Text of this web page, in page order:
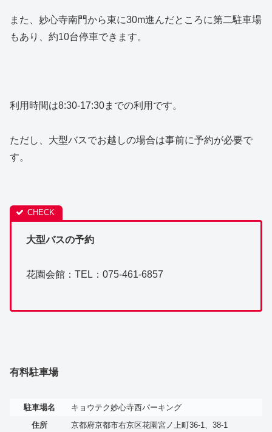
また、妙心寺南門から東に30m進んだところに第二駐車場
もあり、約10台停車できます。
利用時間は8:30-17:30までの利用です。
ただし、大型バスでお越しの場合は事前に予約が必要で
す。
大型バスの予約
花園会館：TEL：075-461-6857
有料駐車場
駐車場名
キョウテク妙心寺西パーキング
住所
京都府京都市右京区花園宮ノ上町36-1、38-1